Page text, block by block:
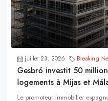
juillet 23, 2026 Breaking
Gesbró investit 50
logements à Mijas et
Le promoteur immobilier